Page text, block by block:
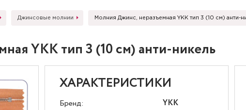
Джинсовые молнии Молния Джинс, неразъемная YKK тип 3 (10 см) анти-
YKK тип 3 (10 см) анти-никель
ХАРАКТЕРИСТИКИ
Бренд:
YKK